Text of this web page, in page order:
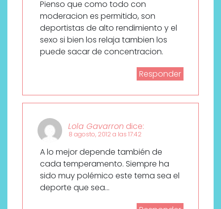
Pienso que como todo con
moderacion es permitido, son
deportistas de alto rendimiento y el
sexo si bien los relaja tambien los
puede sacar de concentracion.
Responder
Lola Gavarron dice:
8 agosto, 2012 a las 17:42
A lo mejor depende también de
cada temperamento. Siempre ha
sido muy polémico este tema sea el
deporte que sea…